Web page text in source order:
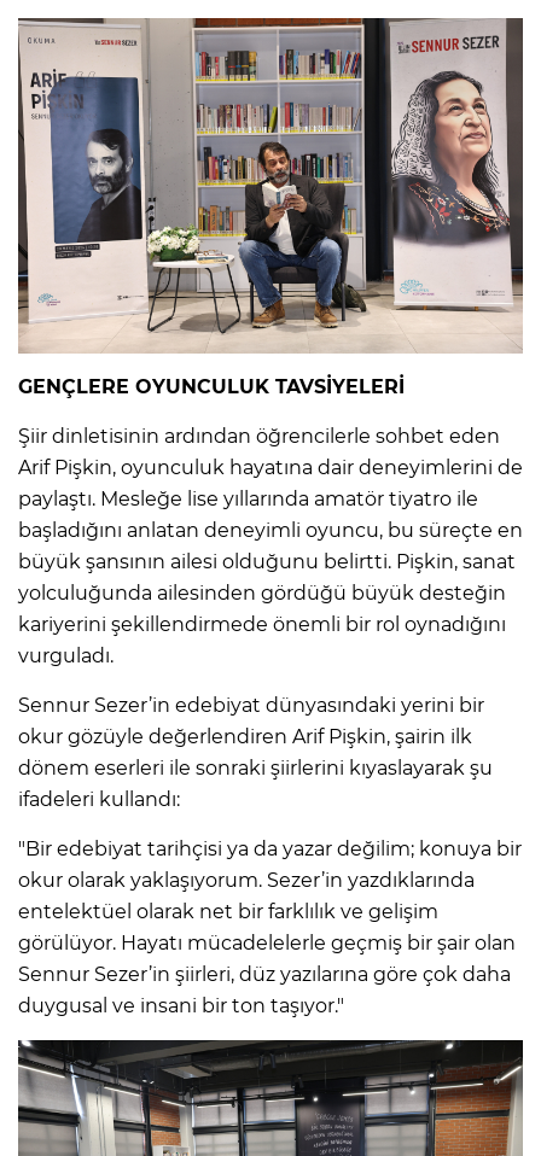
GENÇLERE OYUNCULUK TAVSİYELERİ
Şiir dinletisinin ardından öğrencilerle sohbet eden
Arif Pişkin, oyunculuk hayatına dair deneyimlerini de
paylaştı. Mesleğe lise yıllarında amatör tiyatro ile
başladığını anlatan deneyimli oyuncu, bu süreçte en
büyük şansının ailesi olduğunu belirtti. Pişkin, sanat
yolculuğunda ailesinden gördüğü büyük desteğin
kariyerini şekillendirmede önemli bir rol oynadığını
vurguladı.
Sennur Sezer’in edebiyat dünyasındaki yerini bir
okur gözüyle değerlendiren Arif Pişkin, şairin ilk
dönem eserleri ile sonraki şiirlerini kıyaslayarak şu
ifadeleri kullandı:
"Bir edebiyat tarihçisi ya da yazar değilim; konuya bir
okur olarak yaklaşıyorum. Sezer’in yazdıklarında
entelektüel olarak net bir farklılık ve gelişim
görülüyor. Hayatı mücadelelerle geçmiş bir şair olan
Sennur Sezer’in şiirleri, düz yazılarına göre çok daha
duygusal ve insani bir ton taşıyor."